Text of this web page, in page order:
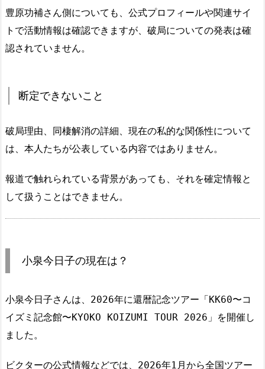
豊原功補さん側についても、公式プロフィールや関連サイ
トで活動情報は確認できますが、破局についての発表は確
認されていません。
断定できないこと
破局理由、同棲解消の詳細、現在の私的な関係性について
は、本人たちが公表している内容ではありません。
報道で触れられている背景があっても、それを確定情報と
して扱うことはできません。
小泉今日子の現在は？
小泉今日子さんは、2026年に還暦記念ツアー「KK60〜コ
イズミ記念館〜KYOKO KOIZUMI TOUR 2026」を開催し
ました。
ビクターの公式情報などでは、2026年1月から全国ツアー